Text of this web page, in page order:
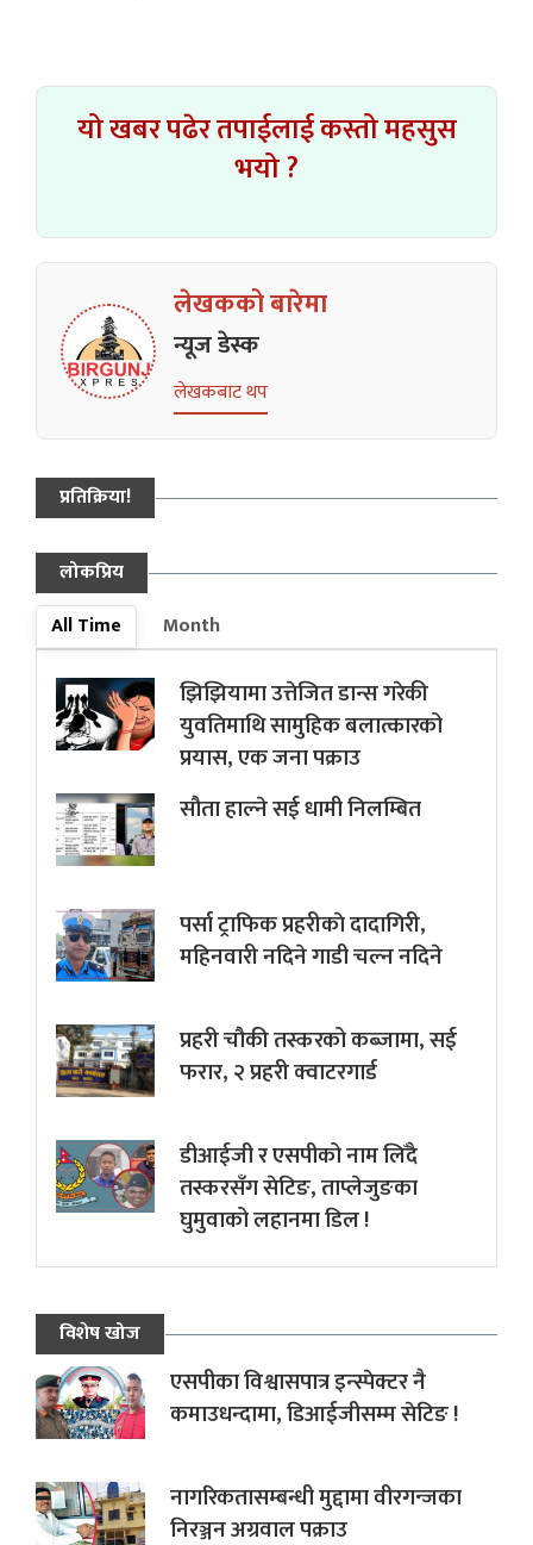
यो खबर पढेर तपाईलाई कस्तो महसुस
भयो ?
लेखकको बारेमा
न्यूज डेस्क
लेखकबाट थप
प्रतिक्रिया!
लोकप्रिय
All Time
Month
झिझियामा उत्तेजित डान्स गरेकी
युवतिमाथि सामुहिक बलात्कारको
प्रयास, एक जना पक्राउ
सौता हाल्ने सई धामी निलम्बित
पर्सा ट्राफिक प्रहरीकाे दादागिरी,
महिनवारी नदिने गाडी चल्न नदिने
प्रहरी चौकी तस्करको कब्जामा, सई
फरार, २ प्रहरी क्वाटरगार्ड
डीआईजी र एसपीको नाम लिँदै
तस्करसँग सेटिङ, ताप्लेजुङका
घुमुवाको लहानमा डिल !
विशेष खोज
एसपीका विश्वासपात्र इन्स्पेक्टर नै
कमाउधन्दामा, डिआईजीसम्म सेटिङ !
नागरिकतासम्बन्धी मुद्दामा वीरगन्जका
निरञ्जन अग्रवाल पक्राउ